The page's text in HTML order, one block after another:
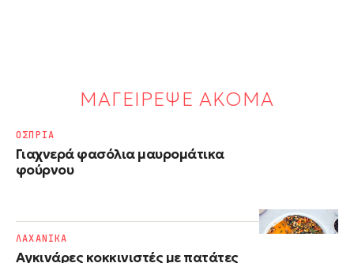
ΜΑΓΕΙΡΕΨΕ ΑΚΟΜΑ
Γιαχνερά φασόλια μαυρομάτικα
φούρνου
ΟΣΠΡΙΑ
Αγκινάρες κοκκινιστές με πατάτες
ΛΑΧΑΝΙΚΑ